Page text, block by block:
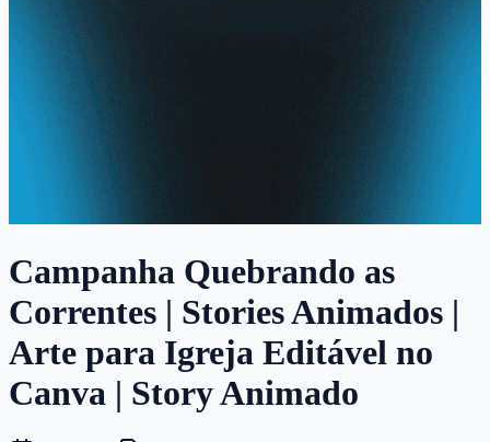
Campanha Quebrando as
Correntes | Stories Animados |
Arte para Igreja Editável no
Canva | Story Animado